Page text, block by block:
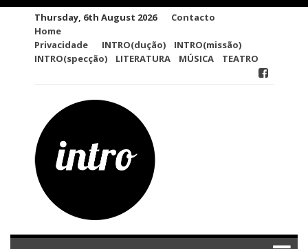
Thursday, 6th August 2026
Contacto
Home
Privacidade
INTRO(dução)
INTRO(missão)
INTRO(specção)
LITERATURA MÚSICA TEATRO